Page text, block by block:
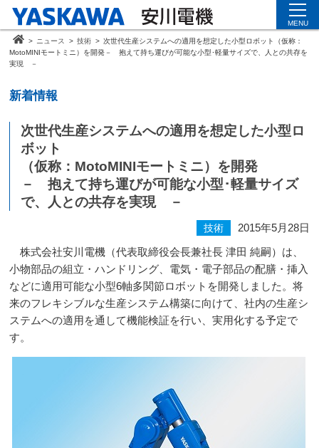
MENU
> ニュース > 技術 > 次世代生産システムへの適用を想定した小型ロボット（仮称：
MotoMINIモートミニ）を開発－ 抱えて持ち運びが可能な小型･軽量サイズで、人との共存を
実現 －
新着情報
次世代生産システムへの適用を想定した小型ロ
ボット
（仮称：MotoMINIモートミニ）を開発
－ 抱えて持ち運びが可能な小型･軽量サイズ
で、人との共存を実現 －
技術
2015年5月28日
株式会社安川電機（代表取締役会長兼社長 津田 純嗣）は、
小物部品の組立・ハンドリング、電気・電子部品の配膳・挿入
などに適用可能な小型6軸多関節ロボットを開発しました。将
来のフレキシブルな生産システム構築に向けて、社内の生産シ
ステムへの適用を通して機能検証を行い、実用化する予定で
す。